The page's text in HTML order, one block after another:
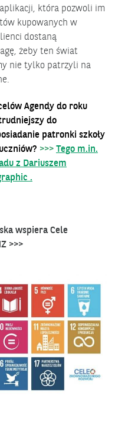
która pozwoli im
kupowanych w
dostaną
żeby ten świat
nie tylko patrzyli na
Agendy do roku
do
patronki szkoły
>>> Tego m.in.
z Dariuszem
.
wspiera Cele
>>>